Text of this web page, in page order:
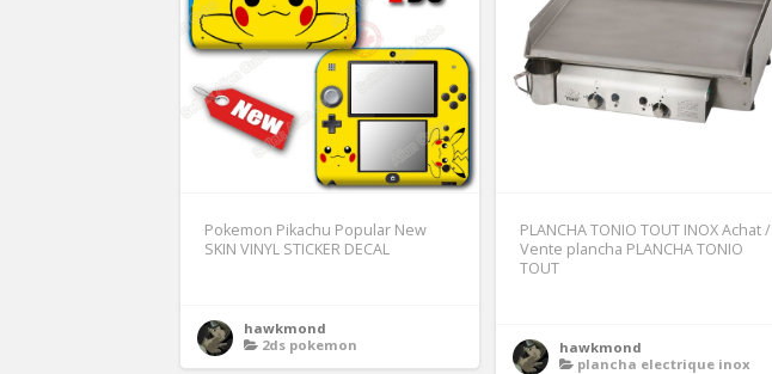
Pokemon Pikachu Popular New
SKIN VINYL STICKER DECAL
hawkmond
2ds pokemon
PLANCHA TONIO TOUT INOX Achat /
Vente plancha PLANCHA TONIO
TOUT
hawkmond
plancha electrique inox